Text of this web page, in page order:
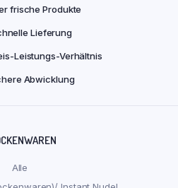
frische Produkte
Lieferung
Leistungs-Verhältnis
Abwicklung
Alle